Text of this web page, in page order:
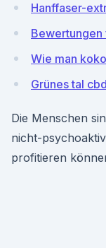
Hanffaser-
Bewertungen
Wie man
Grünes tal
Die Menschen
nicht-
profitieren